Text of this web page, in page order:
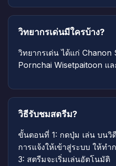
วิทยากรเด่นมีใครบ้าง?
วิทยากรเด่น ได้แก่ Chanon
Pornchai Wisetpaitoon แล
วิธีรับชมสตรีม?
ขั้นตอนที่ 1: กดปุ่ม เล่น บน
การแจ้งให้เข้าสู่ระบบ ให้ท
3: สตรีมจะเริ่มเล่นอัตโนมัติ